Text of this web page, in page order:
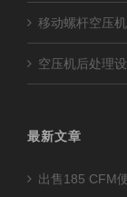
移动螺杆空压机
空压机后处理
最新文章
出售185 CFM